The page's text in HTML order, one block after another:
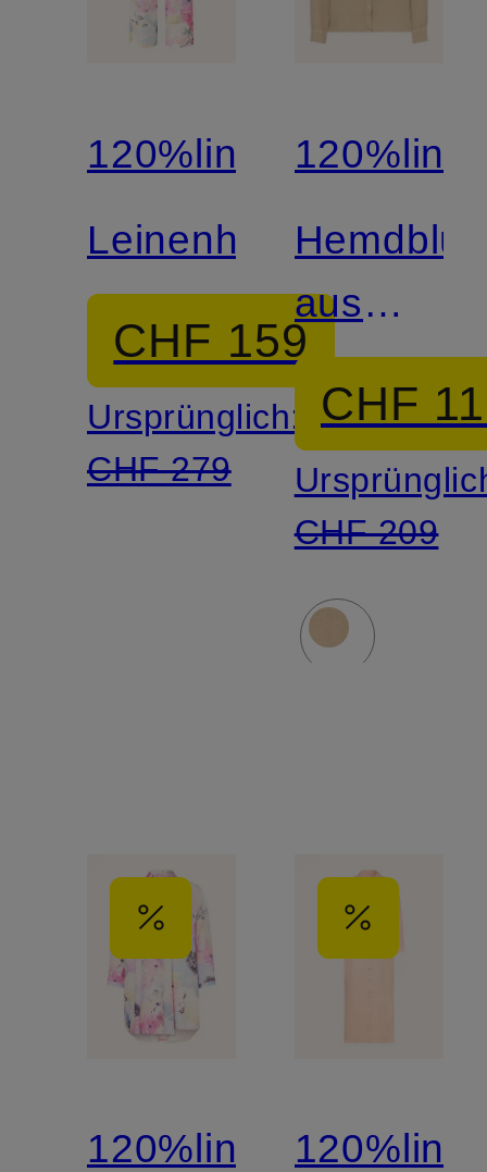
120%lino
Leinenhose
CHF 159
Ursprünglich:
CHF 279
120%lino
aus
Leinen
CHF
CHF 209
120%lino
120%lino